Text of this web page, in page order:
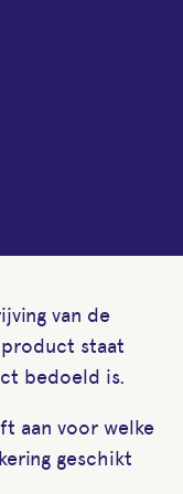
van de
staat
bedoeld is.
aan voor welke
geschikt